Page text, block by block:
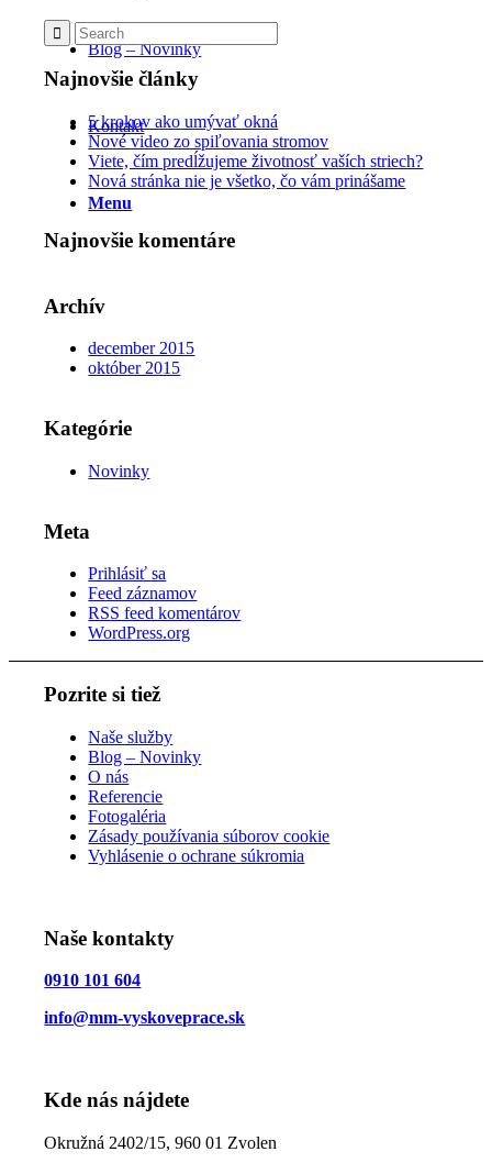
Blog – Novinky
Kontakt
Menu
Najnovšie články
5 krokov ako umývať okná
Nové video zo spiľovania stromov
Viete, čím predĺžujeme životnosť vaších striech?
Nová stránka nie je všetko, čo vám prinášame
Najnovšie komentáre
Archív
december 2015
október 2015
Kategórie
Novinky
Meta
Prihlásiť sa
Feed záznamov
RSS feed komentárov
WordPress.org
Pozrite si tiež
Naše služby
Blog – Novinky
O nás
Referencie
Fotogaléria
Zásady používania súborov cookie
Vyhlásenie o ochrane súkromia
Naše kontakty
0910 101 604
info@mm-vyskoveprace.sk
Kde nás nájdete
Okružná 2402/15, 960 01 Zvolen